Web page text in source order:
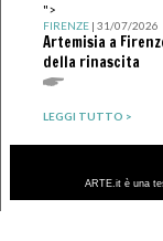
">
FIRENZE| 31/07/2026
Artemisia a
della rinascita
LEGGI TUTTO >
ARTE.it è una